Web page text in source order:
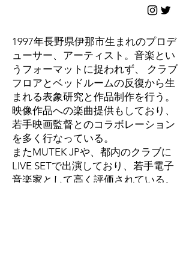
1997年長野県伊那市生まれのプロデ
ューサー、アーティスト。音楽とい
うフォーマットに捉われず、 クラブ
フロアとベッドルームの反復から生
まれる表象研究と作品制作を行う。
映像作品への楽曲提供もしており、
若手映画監督とのコラボレーション
を多く行なっている。
​またMUTEK JPや、都内のクラブに
LIVE SETで出演しており、若手電子
音楽家として高く評価されている。